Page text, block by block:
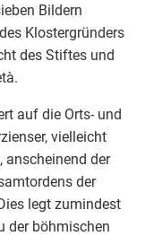
Bildern
Klostergründers
des Stiftes und
auf die Orts- und
vielleicht
anscheinend der
der
legt zumindest
der böhmischen